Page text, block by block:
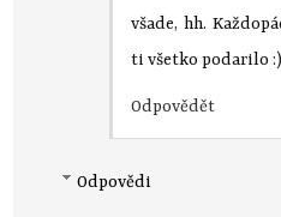
všade, hh.
ti všetko podarilo :)
Odpovědět
Odpovědi